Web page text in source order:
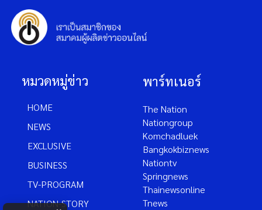
หมวดหมู่ข่าว
HOME
NEWS
EXCLUSIVE
BUSINESS
TV-PROGRAM
NATION-STORY
พาร์ทเนอร์
The Nation
Nationgroup
Komchadluek
Bangkokbiznews
Nationtv
Springnews
Thainewsonline
Tnews